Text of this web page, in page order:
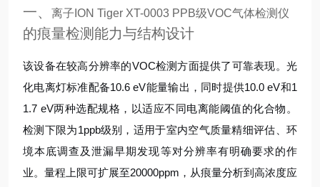
一、 离子ION Tiger XT-0003 PPB级VOC气体检测仪
的痕量检测能力与结构设计
该设备在较高分辨率的VOC检测方面提供了可靠表现。光
化电离灯标准配备10.6 eV能量输出，同时提供10.0 eV和1
1.7 eV两种选配规格，以适应不同电离能阈值的化合物。
检测下限为1ppb级别，适用于室内空气质量精细评估、环
境本底调查及泄漏早期发现等对分辨率有明确要求的作
业。量程上限可扩展至20000ppm，从痕量分析到高浓度应